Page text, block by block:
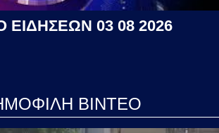
ΕΙΔΗΣΕΩΝ 03 08 2026
ΒΙΝΤΕΟ